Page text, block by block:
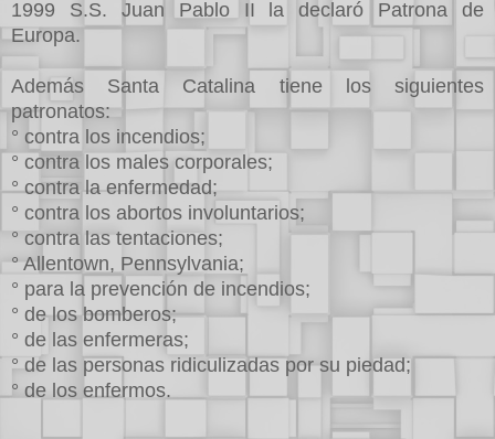
1999 S.S. Juan Pablo II la declaró Patrona de
Europa.
Además Santa Catalina tiene los siguientes
patronatos:
° contra los incendios;
° contra los males corporales;
° contra la enfermedad;
° contra los abortos involuntarios;
° contra las tentaciones;
° Allentown, Pennsylvania;
° para la prevención de incendios;
° de los bomberos;
° de las enfermeras;
° de las personas ridiculizadas por su piedad;
° de los enfermos.